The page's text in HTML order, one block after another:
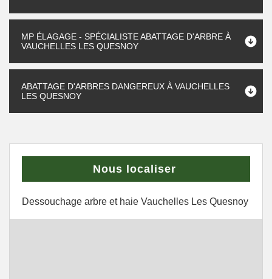
MP ÉLAGAGE - SPÉCIALISTE ABATTAGE D'ARBRE À
VAUCHELLES LES QUESNOY
ABATTAGE D'ARBRES DANGEREUX À VAUCHELLES
LES QUESNOY
Nous localiser
Dessouchage arbre et haie Vauchelles Les Quesnoy